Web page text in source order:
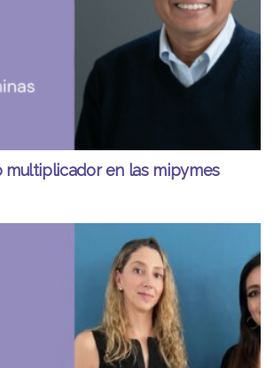
multiplicador en las mipymes